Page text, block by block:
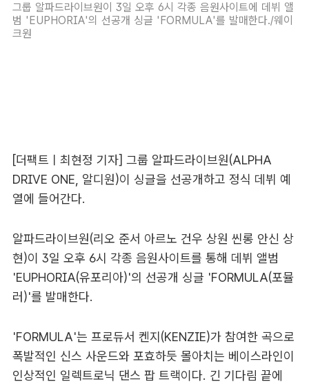
그룹 알파드라이브원이 3일 오후 6시 각종 음원사이트에 데뷔 앨
범 'EUPHORIA'의 선공개 싱글 'FORMULA'를 발매한다./웨이
크원
[더팩트ㅣ최현정 기자] 그룹 알파드라이브원(ALPHA
DRIVE ONE, 알디원)이 싱글을 선공개하고 정식 데뷔 예
열에 들어간다.
알파드라이브원(리오 준서 아르노 건우 상원 씬롱 안신 상
현)이 3일 오후 6시 각종 음원사이트를 통해 데뷔 앨범
'EUPHORIA(유포리아)'의 선공개 싱글 'FORMULA(포뮬
러)'를 발매한다.
'FORMULA'는 프로듀서 켄지(KENZIE)가 참여한 곡으로
폭발적인 신스 사운드와 포효하듯 몰아치는 베이스라인이
인상적인 일렉트로닉 댄스 팝 트랙이다. 긴 기다림 끝에